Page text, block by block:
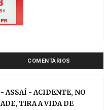
COMENTÁRIOS
ASSAÍ - ACIDENTE, NO
TIRA A VIDA DE